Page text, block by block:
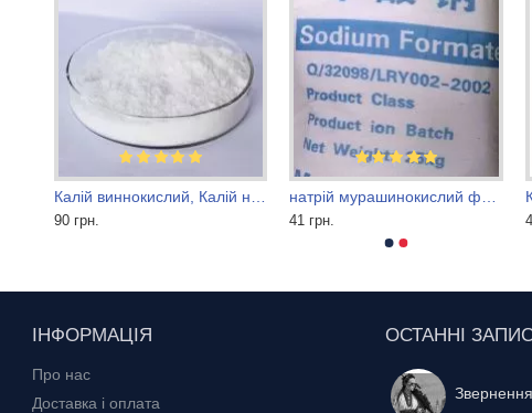
90 грн. 41 грн.
ІНФОРМАЦІЯ
Про нас
Доставка і оплата
ОСТАННІ
Звернення